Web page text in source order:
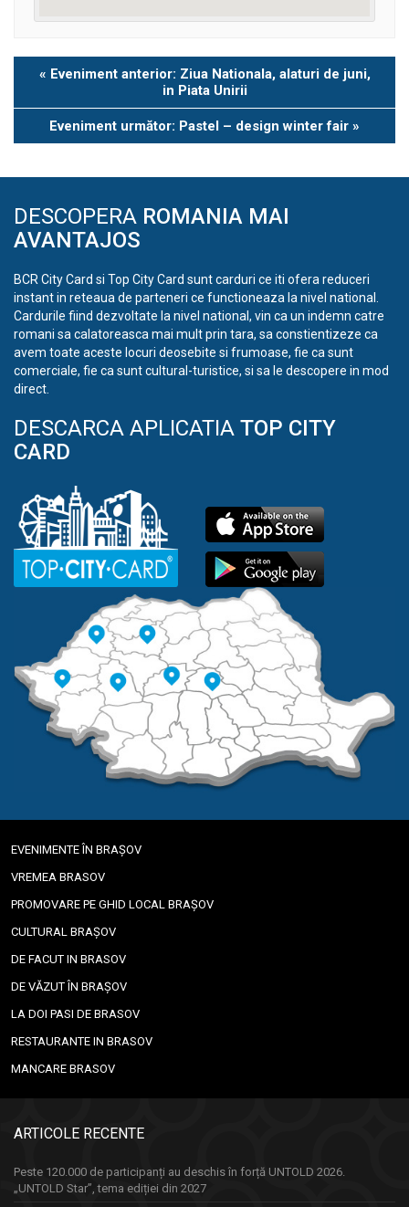
Eveniment
« Eveniment anterior: Ziua Nationala, alaturi de juni,
in Piata Unirii
Eveniment următor: Pastel – design winter fair »
DESCOPERA ROMANIA MAI
AVANTAJOS
BCR City Card si Top City Card sunt carduri ce iti ofera reduceri
instant in reteaua de parteneri ce functioneaza la nivel national.
Cardurile fiind dezvoltate la nivel national, vin ca un indemn catre
romani sa calatoreasca mai mult prin tara, sa constientizeze ca
avem toate aceste locuri deosebite si frumoase, fie ca sunt
comerciale, fie ca sunt cultural-turistice, si sa le descopere in mod
direct.
DESCARCA APLICATIA TOP CITY
CARD
EVENIMENTE ÎN BRAȘOV
VREMEA BRASOV
PROMOVARE PE GHID LOCAL BRAȘOV
CULTURAL BRAȘOV
DE FACUT IN BRASOV
DE VĂZUT ÎN BRAȘOV
LA DOI PASI DE BRASOV
RESTAURANTE IN BRASOV
MANCARE BRASOV
ARTICOLE RECENTE
Peste 120.000 de participanți au deschis în forță UNTOLD 2026.
„UNTOLD Star”, tema ediției din 2027